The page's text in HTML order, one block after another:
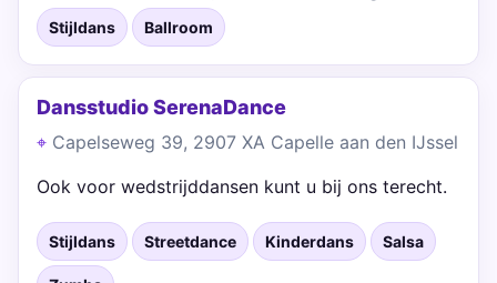
Stijldans Ballroom
Dansstudio SerenaDance
Capelseweg 39, 2907 XA Capelle aan den IJssel
Ook voor wedstrijddansen kunt u bij ons terecht.
Stijldans Streetdance Kinderdans Salsa